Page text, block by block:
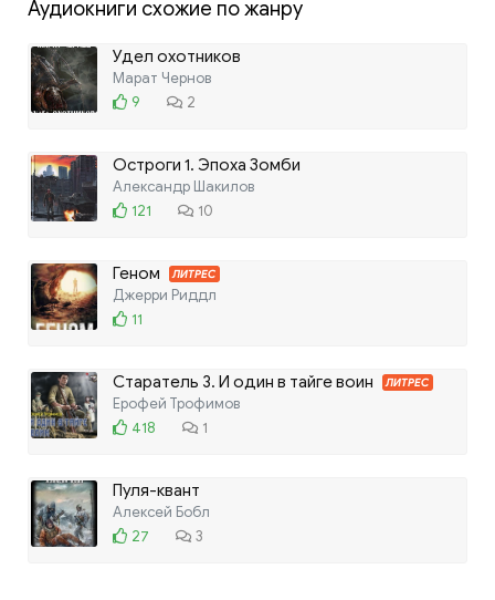
Аудиокниги схожие по жанру
Удел охотников
Марат Чернов
9
2
Остроги 1. Эпоха Зомби
Александр Шакилов
121
10
Геном ЛИТРЕС
Джерри Риддл
11
Старатель 3. И один в тайге воин ЛИТРЕС
Ерофей Трофимов
418
1
Пуля-квант
Алексей Бобл
27
3